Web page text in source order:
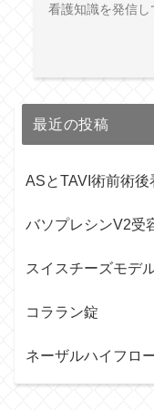
看護知識を発信
最近の投稿
ASとTAVI術前術後
バソプレシンV2受
スイスチーズモデ
コララン錠
ネーザルハイフロ